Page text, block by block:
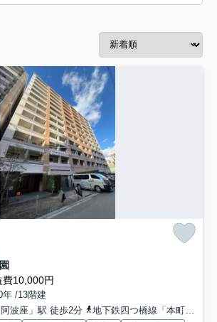
10,000円
年 /13階建
波座」駅 徒歩2分
地下鉄四つ橋線「本町」駅 徒歩13分